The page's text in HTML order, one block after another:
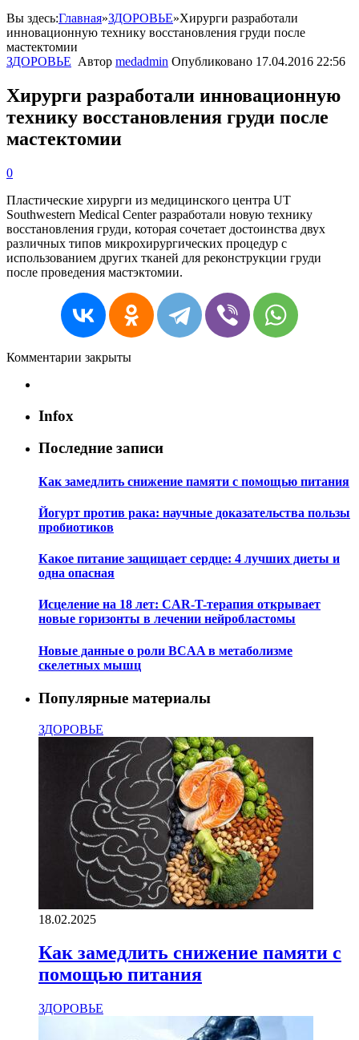
Вы здесь:Главная»ЗДОРОВЬЕ»Хирурги разработали
инновационную технику восстановления груди после
мастектомии
ЗДОРОВЬЕ Автор medadmin Опубликовано 17.04.2016 22:56
Хирурги разработали инновационную
технику восстановления груди после
мастектомии
0
Пластические хирурги из медицинского центра UT
Southwestern Medical Center разработали новую технику
восстановления груди, которая сочетает достоинства двух
различных типов микрохирургических процедур с
использованием других тканей для реконструкции груди
после проведения мастэктомии.
Комментарии закрыты
Infox
Последние записи
Как замедлить снижение памяти с помощью питания
Йогурт против рака: научные доказательства пользы
пробиотиков
Какое питание защищает сердце: 4 лучших диеты и
одна опасная
Исцеление на 18 лет: CAR-T-терапия открывает
новые горизонты в лечении нейробластомы
Новые данные о роли BCAA в метаболизме
скелетных мышц
Популярные материалы
ЗДОРОВЬЕ
18.02.2025
Как замедлить снижение памяти с
помощью питания
ЗДОРОВЬЕ